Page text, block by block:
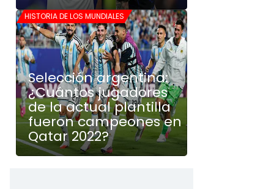
HISTORIA DE LOS MUNDIALES
Selección argentina:
¿Cuántos jugadores
de la actual plantilla
fueron campeones en
Qatar 2022?